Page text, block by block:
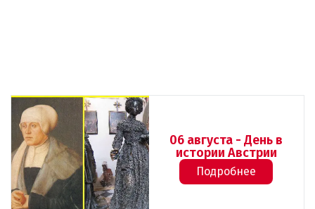
06 августа - День в
истории Австрии
Подробнее